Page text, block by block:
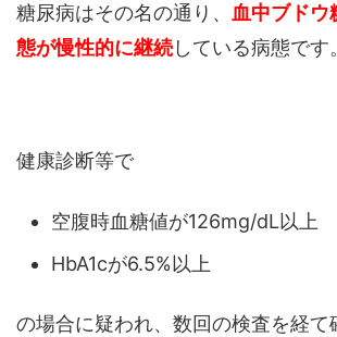
糖尿病はその名の通り、 血中ブドウ
態が慢性的に継続している病態です。
健康診断等で
空腹時血糖値が126mg/dL以上
HbA1cが6.5%以上
の場合に疑われ、数回の検査を経て